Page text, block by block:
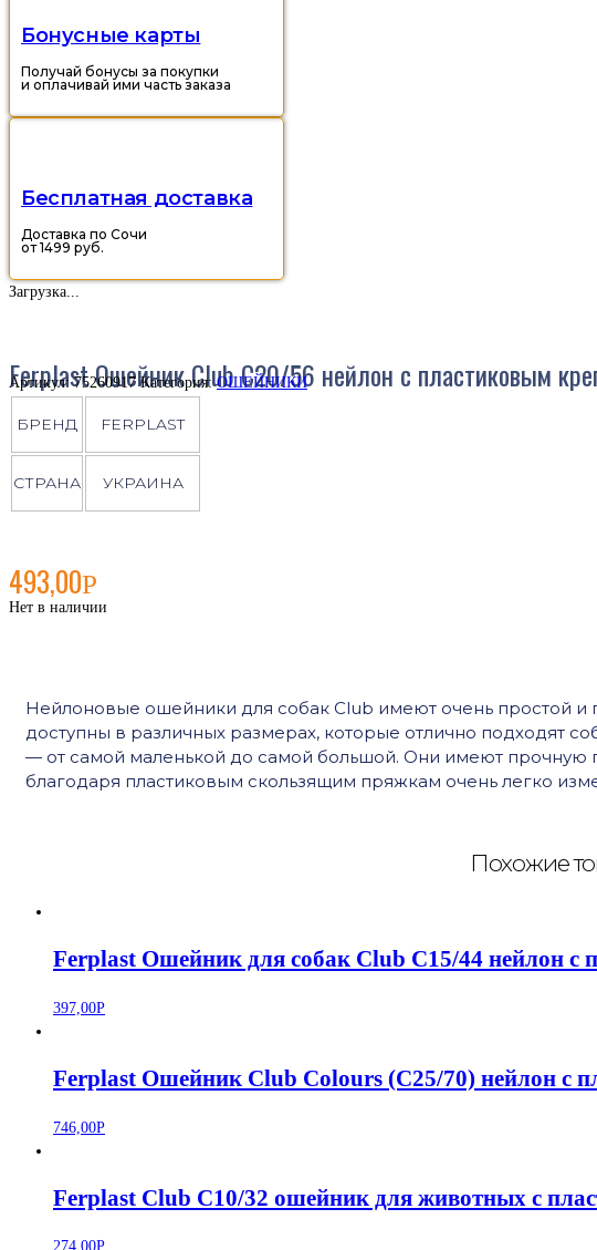
Бонусные карты
Получай бонусы за покупки
и оплачивай ими часть заказа
Бесплатная доставка
Доставка по Сочи
от 1499 руб.
Загрузка...
Ferplast Ошейник Club C20/56 нейлон с пластиковым
Артикул:75260917 Категория:ОШЕЙНИКИ
БРЕНД FERPLAST
СТРАНА УКРАИНА
493,00Р
Нет в наличии
Нейлоновые ошейники для собак Club имеют очень простой и
доступны в различных размерах, которые отлично подходят
— от самой маленькой до самой большой. Они имеют прочную
благодаря пластиковым скользящим пряжкам очень легко
Похожие
Ferplast Ошейник для собак Club C15/44 нейлон с
397,00Р
Ferplast Ошейник Club Colours (C25/70) нейлон с
746,00Р
Ferplast Club C10/32 ошейник для животных с
274,00Р